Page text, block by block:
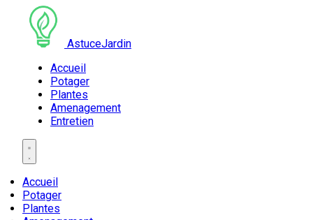
AstuceJardin
Accueil
Potager
Plantes
Amenagement
Entretien
Accueil
Potager
Plantes